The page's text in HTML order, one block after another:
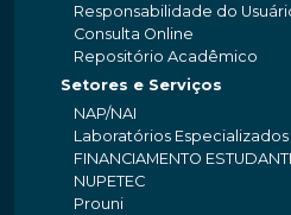
Responsabilidade do
Consulta Online
Repositório Acadêmico
Setores e Serviços
NAP/NAI
Laboratórios Especializados
FINANCIAMENTO
NUPETEC
Prouni